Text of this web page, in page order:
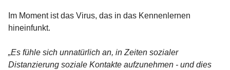
Im Moment ist das Virus, das in das Kennenlernen
hineinfunkt.
„Es fühle sich unnatürlich an, in Zeiten sozialer
Distanzierung soziale Kontakte aufzunehmen - und dies